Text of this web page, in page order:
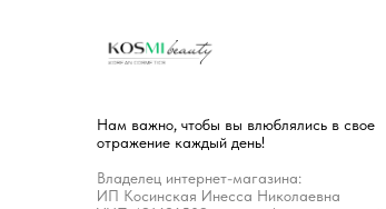
Нам важно, чтобы вы влюблялись в свое
отражение каждый день!
Владелец интернет-магазина:
ИП Косинская Инесса Николаевна